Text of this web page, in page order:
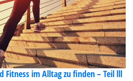
Fitness im Alltag zu finden – Teil lll